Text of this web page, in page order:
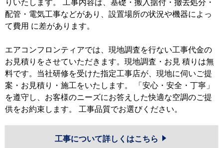
りいたします。 工事内容は、基礎・搬入据付・撤去処分・
配管・電気工事などがあり、設置場所の状況や機器によっ
て費用 に差があります。
エアコンフロンティアでは、現地調査を行ない工事代金の
お見積りをさせていただきます。現地調査・お見 積りは無
料です。当社研修を受けた指定工事店が、現地に伺いご提
案・お見積り・施工をいたします。 「安心・安全・丁寧」
を遵守し、お客様のニーズにお答えした快適な空調のご提
供をお約束します。 工事品質でお選びください。
工事について詳しくはこちら